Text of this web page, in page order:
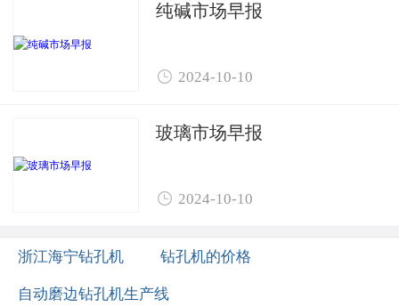
纯碱市场早报
 2024-10-10
玻璃市场早报
 2024-10-10
浙江海宁钻孔机 钻孔机的价格
自动磨边钻孔机生产线